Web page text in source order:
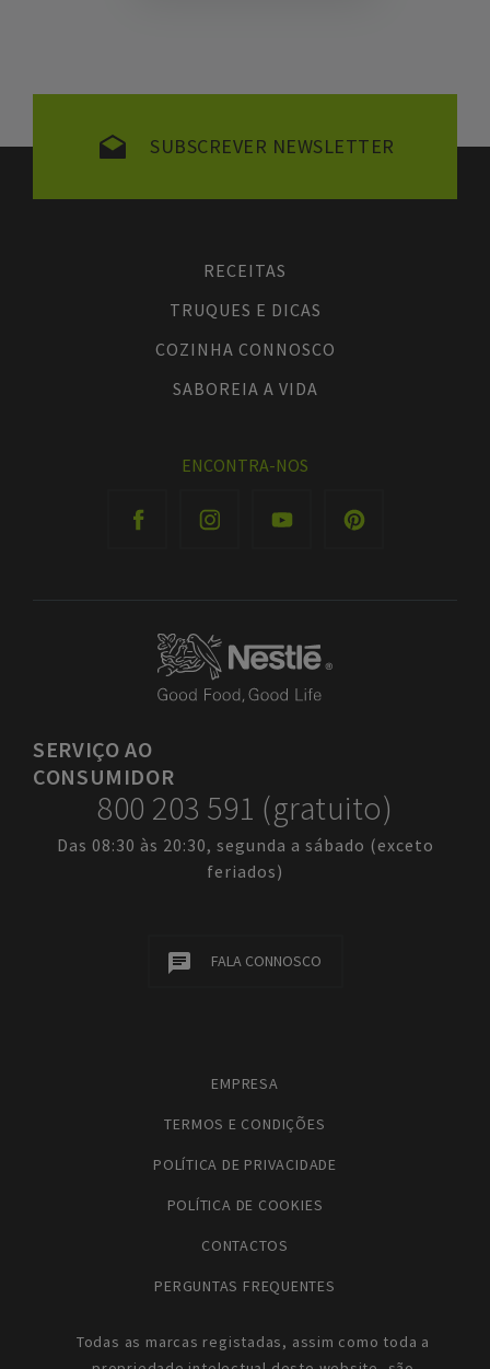
SUBSCREVER NEWSLETTER
RECEITAS
TRUQUES E DICAS
COZINHA CONNOSCO
SABOREIA A VIDA
ENCONTRA-NOS
SERVIÇOAO
CONSUMIDOR
800 203 591 (gratuito)
Das 08:30 às 20:30, segunda a sábado (exceto
feriados)
FALA CONNOSCO
EMPRESA
TERMOS E CONDIÇÕES
POLÍTICA DE PRIVACIDADE
POLÍTICA DE COOKIES
CONTACTOS
PERGUNTAS FREQUENTES
Todas as marcas registadas, assim como toda a